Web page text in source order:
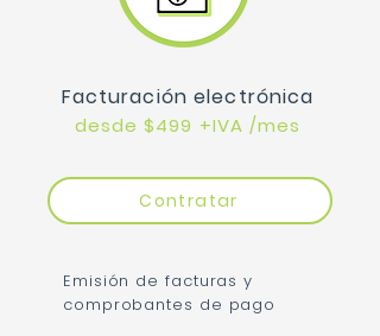
Facturación electrónica
desde $499 +IVA /mes
Contratar
Emisión de facturas y
comprobantes de pago